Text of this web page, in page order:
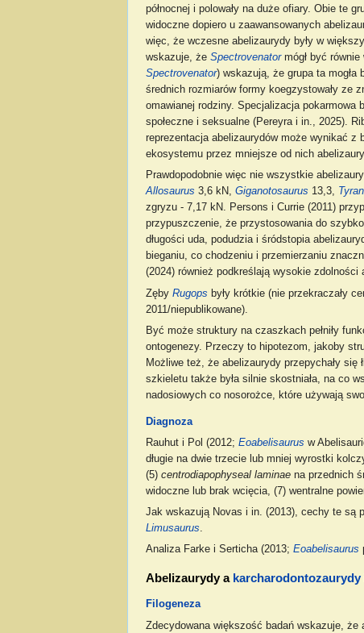
północnej i polowały na duże ofiary. Obie te
widoczne dopiero u zaawansowanych
więc, że wczesne abelizaurydy były w
wskazuje, że Spectrovenatormógł być
Spectrovenator) wskazują, że grupa ta
średnich rozmiarów formy koegzystowały ze
omawianej rodziny. Specjalizacja pokarmowa
społeczne i seksualne (Pereyra i in., 2025).
reprezentacja abelizaurydów może wynikać
ekosystemu przez mniejsze od nich
Prawdopodobnie więc nie wszystkie
Allosaurus 3,6 kN, Giganotosaurus 13,3,
zgryzu - 7,17 kN. Persons i Currie (2011)
przypuszczenie, że przystosowania do
długości uda, podudzia i śródstopia
bieganiu, co chodzeniu i przemierzaniu
(2024) również podkreślają wysokie
Zęby Rugops były krótkie (nie przekraczały
2011/niepublikowane).
Być może struktury na czaszkach pełniły
ontogenezy. Przeczy to hipotezom, jakoby
Możliwe też, że abelizaurydy przepychały
szkieletu także była silnie skostniała, na co
nadosiowych co nosorożce, które używają
Diagnoza
Rauhut i Pol (2012; Eoabelisaurus w
długie na dwie trzecie lub mniej wyrostki
(5) centrodiapophyseal laminaena przednich
widoczne lub brak wcięcia, (7) wentralne
Jak wskazują Novas i in. (2013), cechy te są
Limusaurus.
Analiza Farke i Serticha (2013; Eoabelisaurus
Abelizaurydy a karcharodontozaurydy
Filogeneza
Zdecydowana większość badań wskazuje, że